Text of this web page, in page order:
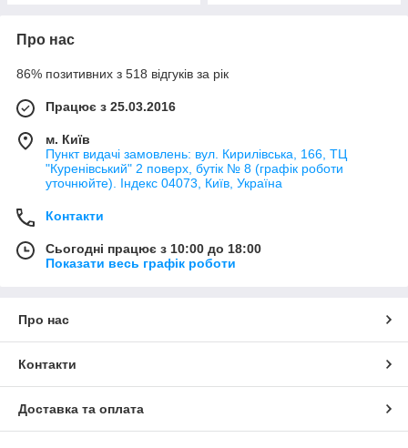
Про нас
86% позитивних з 518 відгуків за рік
Працює з 25.03.2016
м. Київ
Пункт видачі замовлень: вул. Кирилівська, 166, ТЦ
"Куренівський" 2 поверх, бутік № 8 (графік роботи
уточнюйте). Індекс 04073, Київ, Україна
Контакти
Сьогодні працює з 10:00 до 18:00
Показати весь графік роботи
Про нас
Контакти
Доставка та оплата